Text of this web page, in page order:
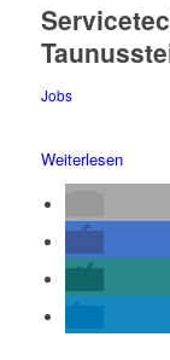
Jobs
Weiterlesen